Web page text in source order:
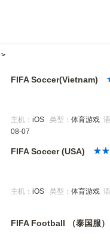
>
FIFA Soccer(Vietnam)
主机： iOS 类型： 体育游戏
08-07
FIFA Soccer (USA)
主机： iOS 类型： 体育游戏
FIFA Football （泰国服）